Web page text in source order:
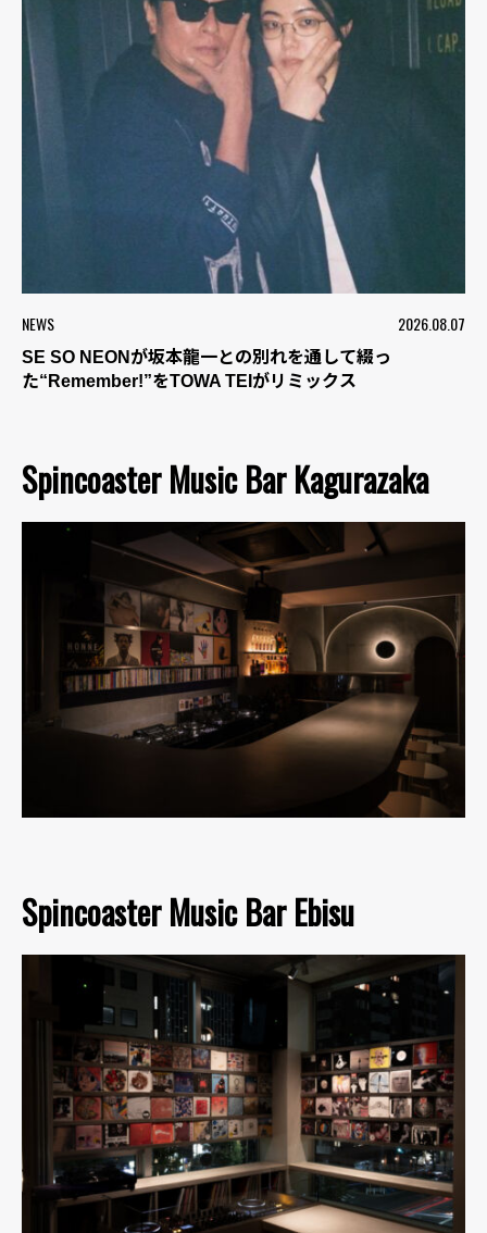
NEWS 2026.08.07
SE SO NEONが坂本龍一との別れを通して綴っ
た“Remember!”をTOWA TEIがリミックス
Spincoaster Music Bar Kagurazaka
Spincoaster Music Bar Ebisu